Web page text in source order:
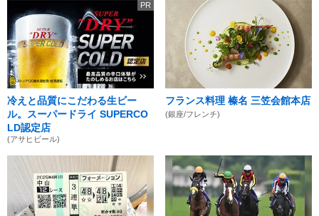
PR
冷えと品質にこだわる生ビー
ル。スーパードライ SUPERCO
LD認定店
(アサヒビール)
フランス料理 榛名 三笠会館本店
(銀座/フレンチ)